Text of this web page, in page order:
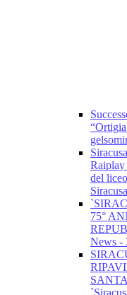
Raiplay
del
75°
News -